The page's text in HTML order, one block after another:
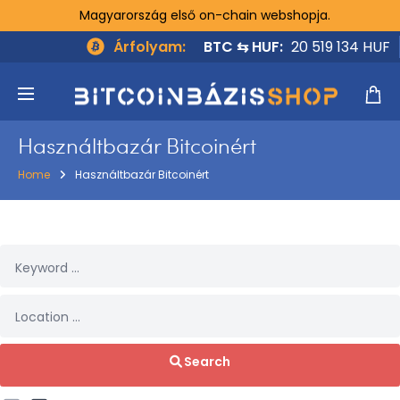
Magyarország első on-chain webshopja.
Árfolyam: BTC ⇆ HUF: 20 519 134 HUF
Használtbazár Bitcoinért
Home Használtbazár Bitcoinért
Search